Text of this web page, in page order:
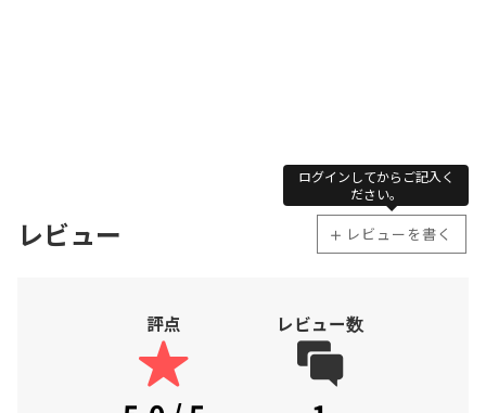
レビュー レビューを書く
ログインしてからご記入く
ださい。
評点 レビュー数